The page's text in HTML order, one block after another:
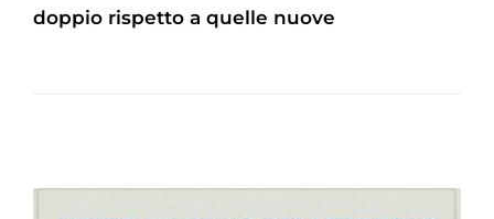
doppio rispetto a quelle nuove